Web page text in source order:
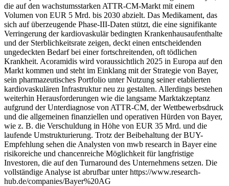
die auf den wachstumsstarken ATTR-CM-Markt mit einem
Volumen von EUR 5 Mrd. bis 2030 abzielt. Das Medikament, das
sich auf überzeugende Phase-III-Daten stützt, die eine signifikante
Verringerung der kardiovaskulär bedingten Krankenhausaufenthalte
und der Sterblichkeitsrate zeigen, deckt einen entscheidenden
ungedeckten Bedarf bei einer fortschreitenden, oft tödlichen
Krankheit. Acoramidis wird voraussichtlich 2025 in Europa auf den
Markt kommen und steht im Einklang mit der Strategie von Bayer,
sein pharmazeutisches Portfolio unter Nutzung seiner etablierten
kardiovaskulären Infrastruktur neu zu gestalten. Allerdings bestehen
weiterhin Herausforderungen wie die langsame Marktakzeptanz
aufgrund der Unterdiagnose von ATTR-CM, der Wettbewerbsdruck
und die allgemeinen finanziellen und operativen Hürden von Bayer,
wie z. B. die Verschuldung in Höhe von EUR 35 Mrd. und die
laufende Umstrukturierung. Trotz der Beibehaltung der BUY-
Empfehlung sehen die Analysten von mwb research in Bayer eine
risikoreiche und chancenreiche Möglichkeit für langfristige
Investoren, die auf den Turnaround des Unternehmens setzen. Die
vollständige Analyse ist abrufbar unter https://www.research-
hub.de/companies/Bayer%20AG